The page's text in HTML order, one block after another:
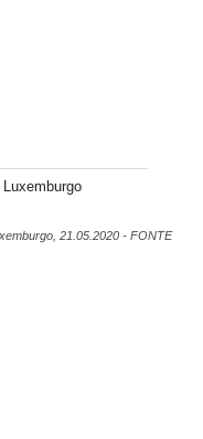
21.05.2020 - FONTE